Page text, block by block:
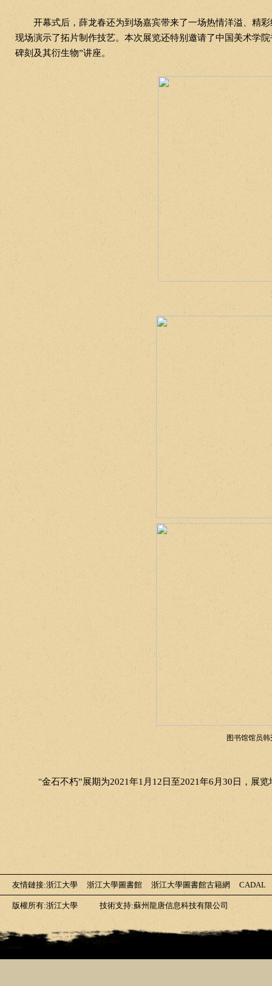
开幕式后，薛龙春还为到场嘉宾带来了一场热情洋溢、精
现场演示了拓片制作技艺。本次展览还特别邀请了中国美术学
碑刻及其衍生物”讲座。
图书馆馆员
“金石不朽”展期为2021年1 月 12 日至2021年6 月 30 日，展
友情鏈接:浙江大學 浙江大學圖書館 浙江大學圖書館古籍網 CADAL
版權所有:浙江大學 技術支持:蘇州龍唐信息科技有限公司